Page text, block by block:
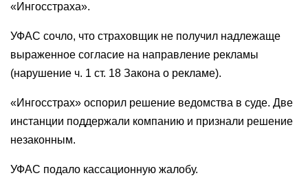
«Ингосстраха».
УФАС сочло, что страховщик не получил надлежаще
выраженное согласие на направление рекламы
(нарушение ч. 1 ст. 18 Закона о рекламе).
«Ингосстрах» оспорил решение ведомства в суде. Две
инстанции поддержали компанию и признали решение
незаконным.
УФАС подало кассационную жалобу.